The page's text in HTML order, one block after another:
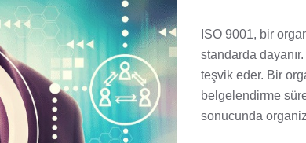
ISO 9001, bir
standarda
teşvik eder. Bir
belgelendirme
sonucunda